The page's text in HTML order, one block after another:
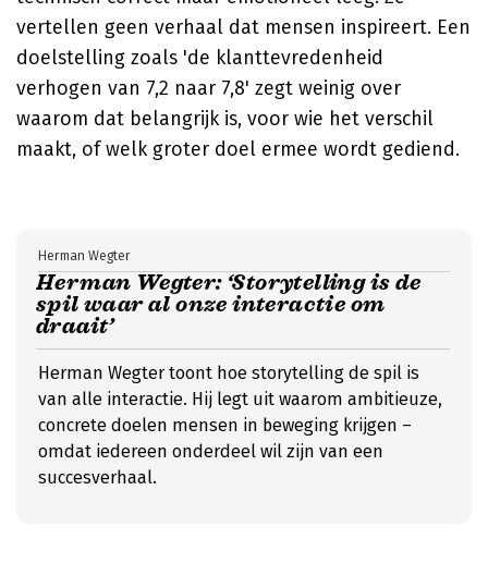
vertellen geen verhaal dat mensen inspireert. Een
doelstelling zoals 'de klanttevredenheid
verhogen van 7,2 naar 7,8' zegt weinig over
waarom dat belangrijk is, voor wie het verschil
maakt, of welk groter doel ermee wordt gediend.
Herman Wegter: ‘Storytelling is de
spil waar al onze interactie om
draait’
Herman Wegter
Herman Wegter toont hoe storytelling de spil is
van alle interactie. Hij legt uit waarom ambitieuze,
concrete doelen mensen in beweging krijgen –
omdat iedereen onderdeel wil zijn van een
succesverhaal.